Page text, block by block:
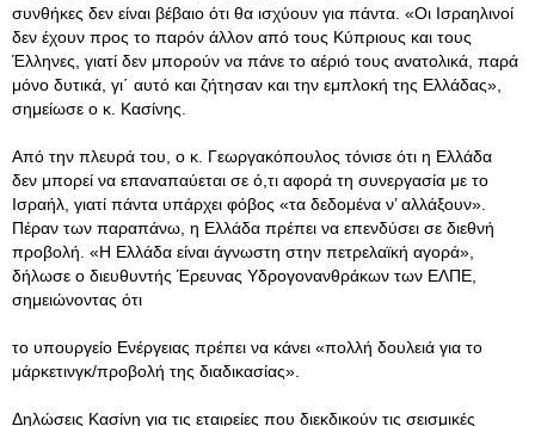
συνθήκες δεν είναι βέβαιο ότι θα ισχύουν για πάντα. «Οι Ισραηλινοί
δεν έχουν προς το παρόν άλλον από τους Κύπριους και τους
Έλληνες, γιατί δεν μπορούν να πάνε το αέριό τους ανατολικά, παρά
μόνο δυτικά, γι΄ αυτό και ζήτησαν και την εμπλοκή της Ελλάδας»,
σημείωσε ο κ. Κασίνης.
Από την πλευρά του, ο κ. Γεωργακόπουλος τόνισε ότι η Ελλάδα
δεν μπορεί να επαναπαύεται σε ό,τι αφορά τη συνεργασία με το
Ισραήλ, γιατί πάντα υπάρχει φόβος «τα δεδομένα ν’ αλλάξουν».
Πέραν των παραπάνω, η Ελλάδα πρέπει να επενδύσει σε διεθνή
προβολή. «Η Ελλάδα είναι άγνωστη στην πετρελαϊκή αγορά»,
δήλωσε ο διευθυντής Έρευνας Υδρογονανθράκων των ΕΛΠΕ,
σημειώνοντας ότι
το υπουργείο Ενέργειας πρέπει να κάνει «πολλή δουλειά για το
μάρκετινγκ/προβολή της διαδικασίας».
Δηλώσεις Κασίνη για τις εταιρείες που διεκδικούν τις σεισμικές